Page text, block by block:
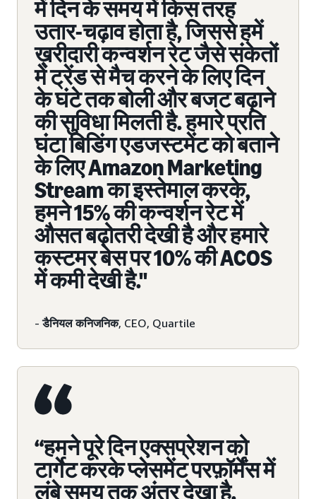
में दिन के समय में किस तरह
उतार-चढ़ाव होता है, जिससे हमें
ख़रीदारी कन्वर्शन रेट जैसे संकेतों
में ट्रेंड से मैच करने के लिए दिन
के घंटे तक बोली और बजट बढ़ाने
की सुविधा मिलती है. हमारे प्रति
घंटा बिडिंग एडजस्टमेंट को बताने
के लिए Amazon Marketing
Stream का इस्तेमाल करके,
हमने 15% की कन्वर्शन रेट में
औसत बढ़ोतरी देखी है और हमारे
कस्टमर बेस पर 10% की ACOS
में कमी देखी है."
-डैनियल कनिजनिक, CEO, Quartile
“हमने पूरे दिन एक्सप्रेशन को
टार्गेट करके प्लेसमेंट परफ़ॉर्मेंस में
लंबे समय तक अंतर देखा है.